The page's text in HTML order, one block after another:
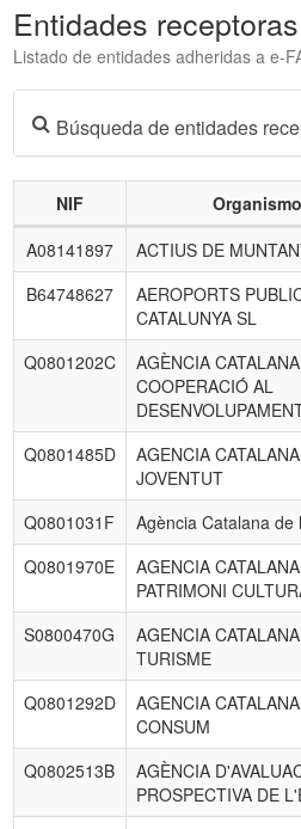
Entidades receptoras
Listado de entidades adheridas a e-
Búsqueda de entidades
Listado
de
entidades
NIF Organismo
A08141897
ACTIUS DE
B64748627
AEROPORTS
CATALUNYA SL
Q0801202C
AGÈNCIA
COOPERACIÓ AL
Q0801485D
AGENCIA
JOVENTUT
Q0801031F Agència Catalana de
Q0801970E
AGENCIA
PATRIMONI
S0800470G
AGENCIA
TURISME
Q0801292D
AGENCIA
CONSUM
Q0802513B
AGÈNCIA
PROSPECTIVA DE